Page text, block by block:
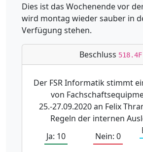
Dies ist das Wochenende vor
wird montag wieder sauber in
Verfügung stehen.
Beschluss 518.4F
Der FSR Informatik stimmt
von
25.-27.09.2020 an Felix
Regeln der internen
Ja: 10
Nein: 0